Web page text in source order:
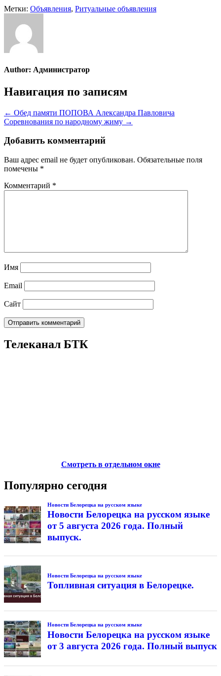
Метки: Объявления, Ритуальные объявления
Author: Администратор
Навигация по записям
← Обед памяти ПОПОВА Александра Павловича
Соревнования по народному жиму →
Добавить комментарий
Ваш адрес email не будет опубликован. Обязательные поля
помечены *
Комментарий *
Имя
Email
Сайт
Телеканал БТК
Смотреть в отдельном окне
Популярно сегодня
Новости Белорецка на русском языке
Новости Белорецка на русском языке
от 5 августа 2026 года. Полный
выпуск.
Новости Белорецка на русском языке
Топливная ситуация в Белорецке.
Новости Белорецка на русском языке
Новости Белорецка на русском языке
от 3 августа 2026 года. Полный выпуск